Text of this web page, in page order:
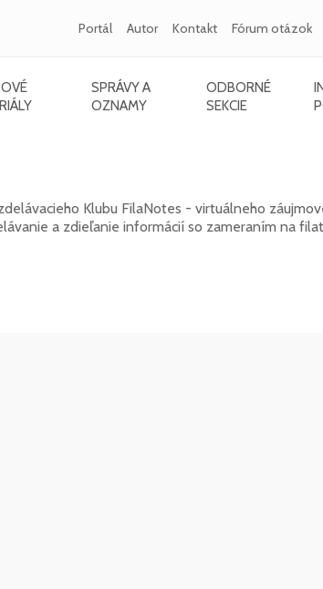
Portál Autor Kontakt Fórum otázok
SPRÁVY A
OZNAMY
ODBORNÉ
SEKCIE
Klubu FilaNotes - virtuálneho
a zdieľanie informácií so zameraním na